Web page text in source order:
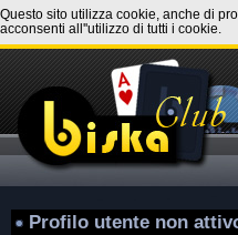
Questo sito utilizza cookie, anche di
acconsenti all''utilizzo di tutti i cookie.
Profilo utente non